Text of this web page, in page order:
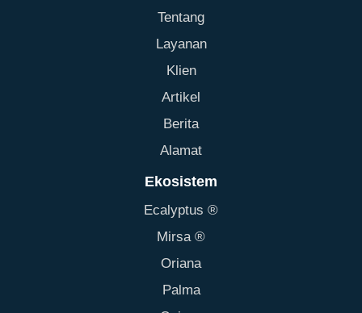
Tentang
Layanan
Klien
Artikel
Berita
Alamat
Ekosistem
Ecalyptus ®
Mirsa ®
Oriana
Palma